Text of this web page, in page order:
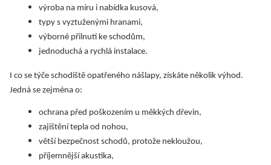
výroba na míru i nabídka kusová,
typy s vyztuženými hranami,
výborné přilnutí ke schodům,
jednoduchá a rychlá instalace.
I co se týče schodiště opatřeného nášlapy, získáte několik výhod.
Jedná se zejména o:
ochrana před poškozením u měkkých dřevin,
zajištění tepla od nohou,
větší bezpečnost schodů, protože nekloužou,
příjemnější akustika,